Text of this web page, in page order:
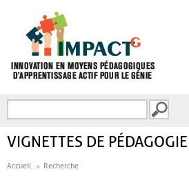
FORMULAIRE DE
VIGNETTES DE
Accueil Recherche